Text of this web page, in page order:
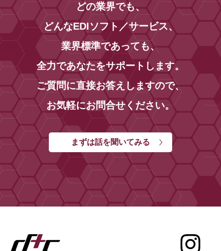
どの業界でも、
どんなEDIソフト／サービス、
業界標準であっても、
全力であなたをサポートします。
ご質問に直接お答えしますので、
お気軽にお問合せください。
まずは話を聞いてみる